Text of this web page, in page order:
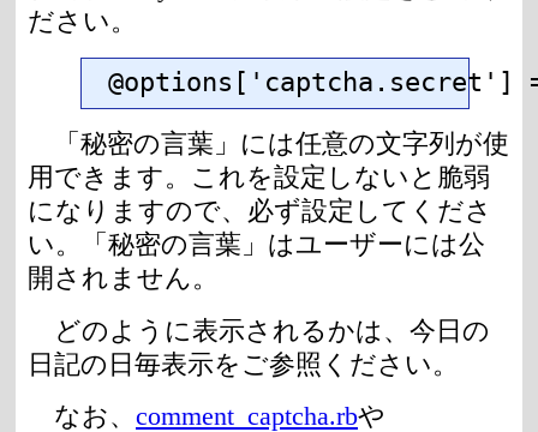
ださい。
@options['captcha.secret']
「秘密の言葉」には任意の文字列が使
用できます。これを設定しないと脆弱
になりますので、必ず設定してくださ
い。「秘密の言葉」はユーザーには公
開されません。
どのように表示されるかは、今日の
日記の日毎表示をご参照ください。
なお、 comment_captcha.rbや